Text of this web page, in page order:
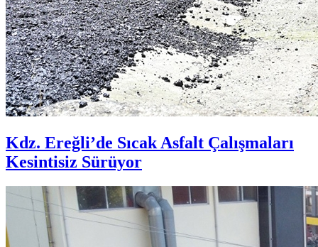
Kdz. Ereğli’de Sıcak Asfalt Çalışmaları
Kesintisiz Sürüyor